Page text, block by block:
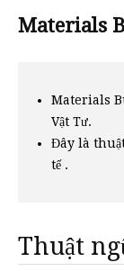
Materials
Materials
Vật Tư.
Đây là
tế .
Thuật